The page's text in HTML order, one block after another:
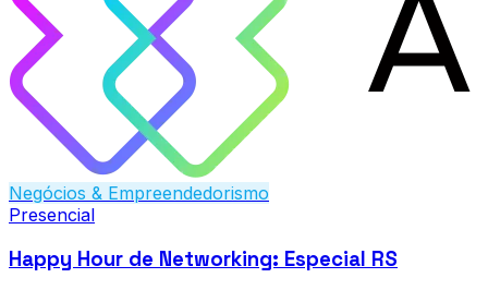
Negócios & Empreendedorismo
Presencial
Happy Hour de Networking: Especial RS